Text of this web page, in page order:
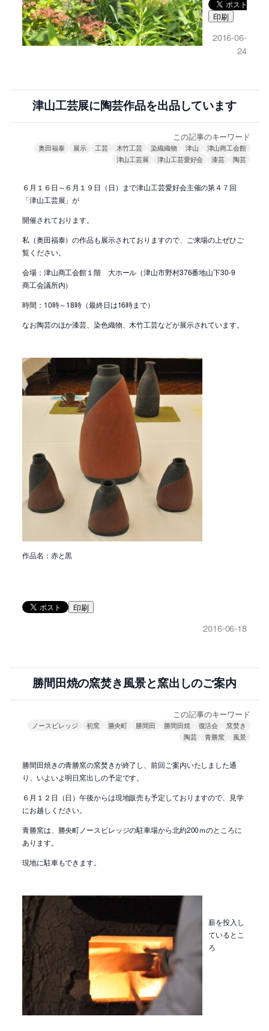
印刷
2016-06-
24
津山工芸展に陶芸作品を出品しています
この記事のキーワード
奥田福泰 展示 工芸 木竹工芸 染織織物 津山
津山商工会館
津山工芸展
津山工芸愛好会 漆芸 陶芸
６月１６日～６月１９日（日）まで津山工芸愛好会主催の第４７回
「津山工芸展」が
開催されております。
私（奥田福泰）の作品も展示されておりますので、ご来場の上ぜひご
覧ください。
会場：津山商工会館１階 大ホール（津山市野村376番地山下30-9
商工会議所内）
時間：10時～18時（最終日は16時まで）
なお陶芸のほか漆芸、染色織物、木竹工芸などが展示されています。
作品名：赤と黒
印刷
2016-06-18
勝間田焼の窯焚き風景と窯出しのご案内
この記事のキーワード
ノースビレッジ 初窯 勝央町 勝間田 勝間田焼 復活会
窯焚き
陶芸
青勝窯 風景
勝間田焼きの青勝窯の窯焚きが終了し、前回ご案内いたしました通
り、いよいよ明日窯出しの予定です。
６月１２日（日）午後からは現地販売も予定しておりますので、見学
にお越しください。
青勝窯は、勝央町ノースビレッジの駐車場から北約200ｍのところに
あります。
現地に駐車もできます。
薪を投入し
ているとこ
ろ